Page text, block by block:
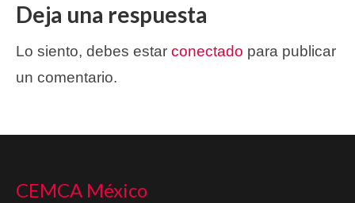
Deja una respuesta
Lo siento, debes estar conectado para publicar
un comentario.
CEMCA México